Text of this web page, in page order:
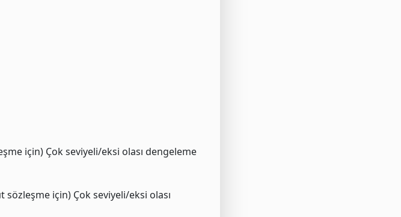
için) Çok seviyeli/eksi olası dengeleme
için) Çok seviyeli/eksi olası